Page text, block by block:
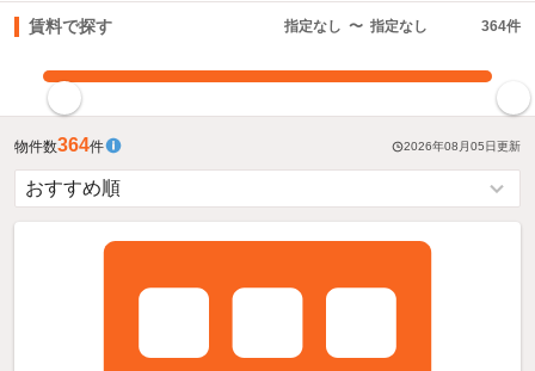
賃料で探す 指定なし 〜 指定なし 364件
物件数364件 2026年08月05日更新